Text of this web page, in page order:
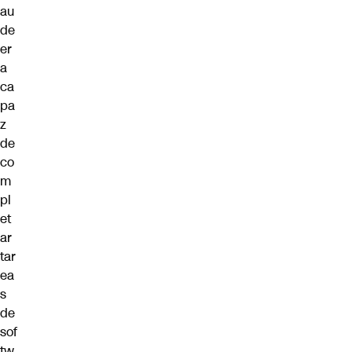
au
de
er
a
ca
pa
z
de
co
m
pl
et
ar
tar
ea
s
de
sof